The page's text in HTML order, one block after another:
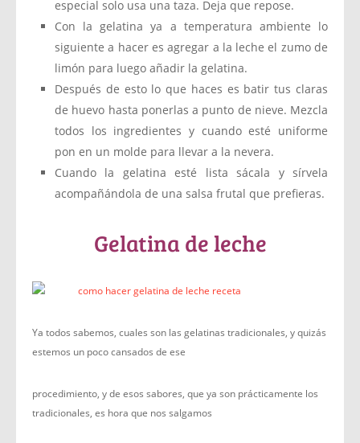
especial solo usa una taza. Deja que repose.
Con la gelatina ya a temperatura ambiente lo
siguiente a hacer es agregar a la leche el zumo de
limón para luego añadir la gelatina.
Después de esto lo que haces es batir tus claras
de huevo hasta ponerlas a punto de nieve. Mezcla
todos los ingredientes y cuando esté uniforme
pon en un molde para llevar a la nevera.
Cuando la gelatina esté lista sácala y sírvela
acompañándola de una salsa frutal que prefieras.
Gelatina de leche
Ya todos sabemos, cuales son las gelatinas tradicionales, y quizás
estemos un poco cansados de ese
procedimiento, y de esos sabores, que ya son prácticamente los
tradicionales, es hora que nos salgamos